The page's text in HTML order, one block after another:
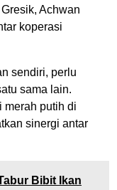
Achwan
koperasi
sendiri, perlu
sama lain.
merah putih di
sinergi antar
Bibit Ikan